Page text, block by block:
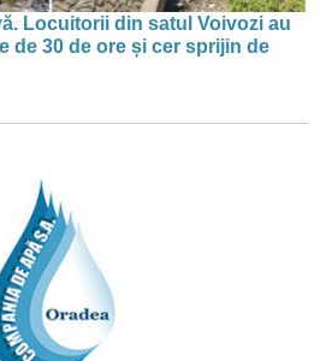
Locuitorii din satul Voivozi au
de 30 de ore și cer sprijin de